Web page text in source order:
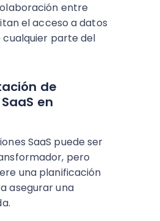
entre
el acceso a datos
parte del
de
en
SaaS puede ser
pero
una planificación
asegurar una